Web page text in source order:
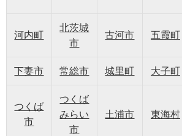
河内町
北茨城
市
古河市 五霞町
下妻市 常総市 城里町 大子町
つくば
市
つくば
みらい
市
土浦市 東海村